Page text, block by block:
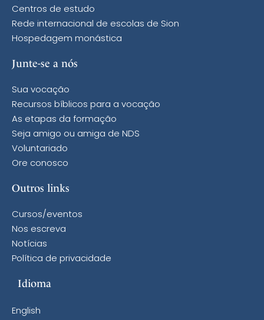
Centros de estudo
Rede internacional de escolas de Sion
Hospedagem monástica
Junte-se a nós
Sua vocação
Recursos bíblicos para a vocação
As etapas da formação
Seja amigo ou amiga de NDS
Voluntariado
Ore conosco
Outros links
Cursos/eventos
Nos escreva
Notícias
Política de privacidade
Idioma
English